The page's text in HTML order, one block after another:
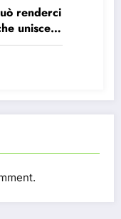
renderci
unisce